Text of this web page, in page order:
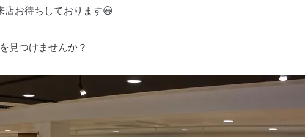
店お待ちしております😃
見つけませんか？